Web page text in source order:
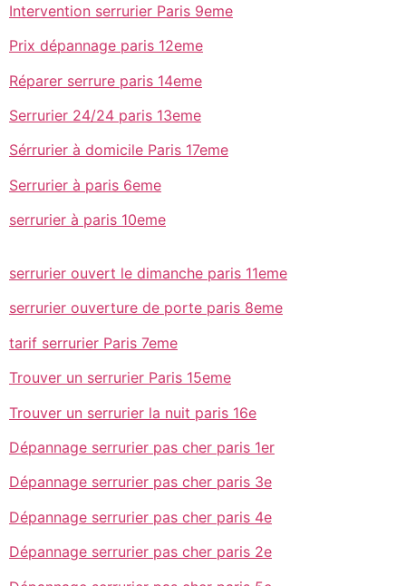
Intervention serrurier Paris 9eme
Prix dépannage paris 12eme
Réparer serrure paris 14eme
Serrurier 24/24 paris 13eme
Sérrurier à domicile Paris 17eme
Serrurier à paris 6eme
serrurier à paris 10eme
serrurier ouvert le dimanche paris 11eme
serrurier ouverture de porte paris 8eme
tarif serrurier Paris 7eme
Trouver un serrurier Paris 15eme
Trouver un serrurier la nuit paris 16e
Dépannage serrurier pas cher paris 1er
Dépannage serrurier pas cher paris 3e
Dépannage serrurier pas cher paris 4e
Dépannage serrurier pas cher paris 2e